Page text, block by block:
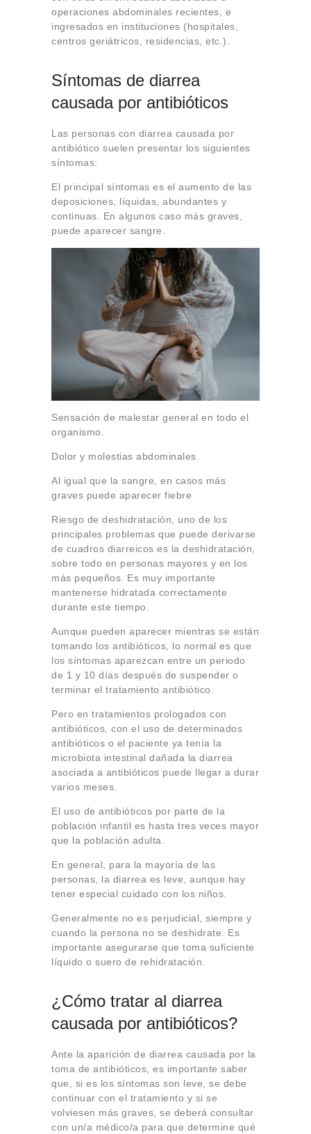
operaciones abdominales recientes, e
ingresados en instituciones (hospitales,
centros geriátricos, residencias, etc.).
Síntomas de diarrea
causada por antibióticos
Las personas con diarrea causada por
antibiótico suelen presentar los siguientes
síntomas:
El principal síntomas es el aumento de las
deposiciones, líquidas, abundantes y
continuas. En algunos caso más graves,
puede aparecer sangre.
Sensación de malestar general en todo el
organismo.
Dolor y molestias abdominales.
Al igual que la sangre, en casos más
graves puede aparecer fiebre
Riesgo de deshidratación, uno de los
principales problemas que puede derivarse
de cuadros diarreicos es la deshidratación,
sobre todo en personas mayores y en los
más pequeños. Es muy importante
mantenerse hidratada correctamente
durante este tiempo.
Aunque pueden aparecer mientras se están
tomando los antibióticos, lo normal es que
los síntomas aparezcan entre un periodo
de 1 y 10 días después de suspender o
terminar el tratamiento antibiótico.
Pero en tratamientos prologados con
antibióticos, con el uso de determinados
antibióticos o el paciente ya tenía la
microbiota intestinal dañada la diarrea
asociada a antibióticos puede llegar a durar
varios meses.
El uso de antibióticos por parte de la
población infantil es hasta tres veces mayor
que la población adulta.
En general, para la mayoría de las
personas, la diarrea es leve, aunque hay
tener especial cuidado con los niños.
Generalmente no es perjudicial, siempre y
cuando la persona no se deshidrate. Es
importante asegurarse que toma suficiente
líquido o suero de rehidratación.
¿Cómo tratar al diarrea
causada por antibióticos?
Ante la aparición de diarrea causada por la
toma de antibióticos, es importante saber
que, si es los síntomas son leve, se debe
continuar con el tratamiento y si se
volviesen más graves, se deberá consultar
con un/a médico/a para que determine qué